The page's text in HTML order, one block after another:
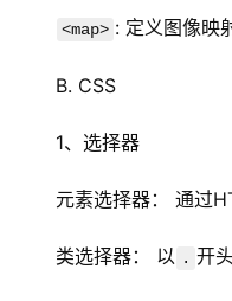
<map> : 定义图像映
B. CSS
1、选择器
元素选择器： 通过
类选择器： 以 . 开